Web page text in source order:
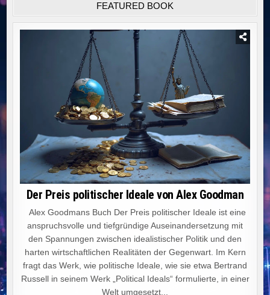
FEATURED BOOK
Der Preis politischer Ideale von Alex Goodman
Alex Goodmans Buch Der Preis politischer Ideale ist eine
anspruchsvolle und tiefgründige Auseinandersetzung mit
den Spannungen zwischen idealistischer Politik und den
harten wirtschaftlichen Realitäten der Gegenwart. Im Kern
fragt das Werk, wie politische Ideale, wie sie etwa Bertrand
Russell in seinem Werk „Political Ideals“ formulierte, in einer
Welt umgesetzt...